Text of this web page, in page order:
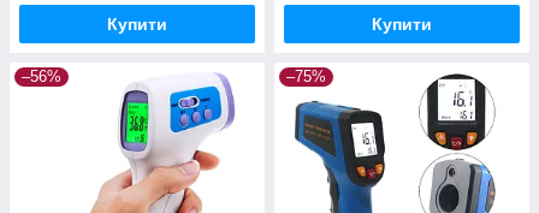
Купити Купити
–56% –75%